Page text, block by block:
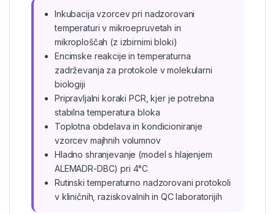
Inkubacija vzorcev pri nadzorovani
temperaturi v mikroepruvetah in
mikroploščah (z izbirnimi bloki)
Encimske reakcije in temperaturna
zadrževanja za protokole v molekularni
biologiji
Pripravljalni koraki PCR, kjer je potrebna
stabilna temperatura bloka
Toplotna obdelava in kondicioniranje
vzorcev majhnih volumnov
Hladno shranjevanje (model s hlajenjem
ALEMADR-DBC) pri 4°C
Rutinski temperaturno nadzorovani protokoli
v kliničnih, raziskovalnih in QC laboratorijih